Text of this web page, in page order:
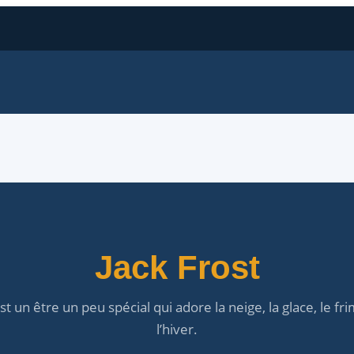
Jack Frost
un être un peu spécial qui adore la neige, la glace, le
l’hiver.